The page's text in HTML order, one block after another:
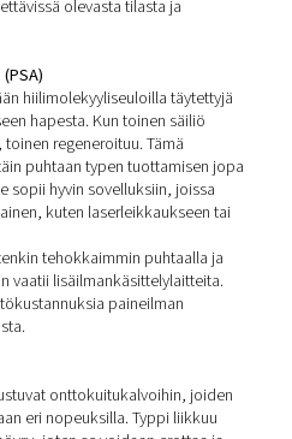
laboratorioissatypellä on
kuivaamisessa ja
paikan päällä varmistaa
joka täyttää tiukat
toimituksiin liittyviä
typpeä peittämiseen
ja varastoinnin aikana, mikä
kaasun jatkuvan ja
suojaa viinin eheyttä ja